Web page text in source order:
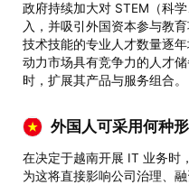
政府持续加大对 STEM（科
入，并吸引外国资本参与教
技术技能的专业人才数量逐
动力市场具有竞争力的人才
时，扩展其产品与服务组合。
外国人可采用何种
在决定于越南开展 IT 业务时
为这将直接影响公司治理、